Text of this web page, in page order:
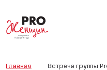
Главная Встреча группы